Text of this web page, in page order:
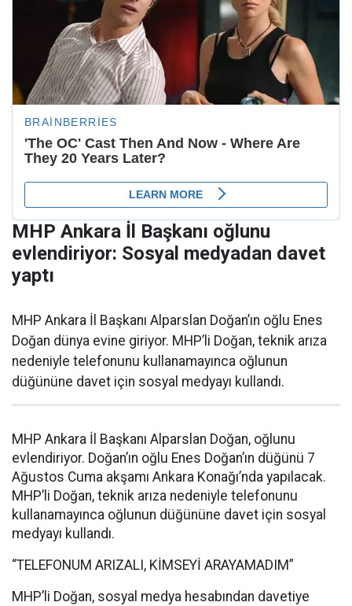
MHP Ankara İl Başkanı oğlunu
evlendiriyor: Sosyal medyadan davet
yaptı
MHP Ankara İl Başkanı Alparslan Doğan’ın oğlu Enes
Doğan dünya evine giriyor. MHP’li Doğan, teknik arıza
nedeniyle telefonunu kullanamayınca oğlunun
düğününe davet için sosyal medyayı kullandı.
MHP Ankara İl Başkanı Alparslan Doğan, oğlunu
evlendiriyor. Doğan’ın oğlu Enes Doğan’ın düğünü 7
Ağustos Cuma akşamı Ankara Konağı’nda yapılacak.
MHP’li Doğan, teknik arıza nedeniyle telefonunu
kullanamayınca oğlunun düğününe davet için sosyal
medyayı kullandı.
“TELEFONUM ARIZALI, KİMSEYİ ARAYAMADIM”
MHP’li Doğan, sosyal medya hesabından davetiye